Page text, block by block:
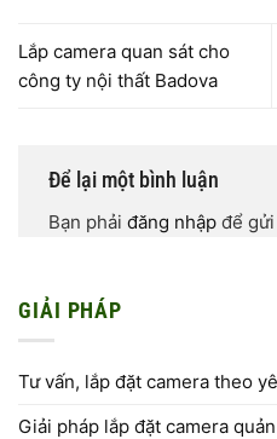
Lắp camera quan sát cho
công ty nội thất Badova
Để lại một bình luận
Bạn phải đăng nhập để
GIẢI PHÁP
Tư vấn, lắp đặt camera theo
Giải pháp lắp đặt camera